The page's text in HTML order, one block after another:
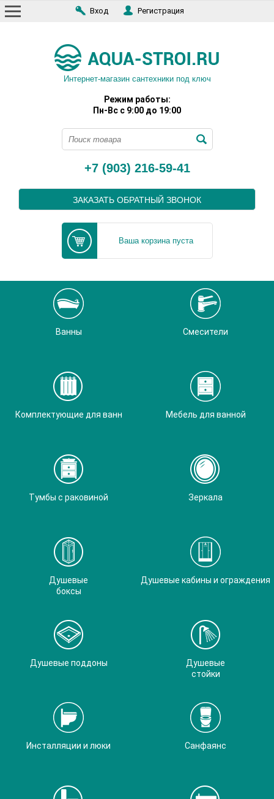
Вход Регистрация
Интернет-магазин сантехники под ключ
Режим работы:
Пн-Вс с 9:00 до 19:00
+7 (903) 216-59-41
ЗАКАЗАТЬ ОБРАТНЫЙ ЗВОНОК
Ваша корзина пуста
Ванны Смесители
Комплектующие для ванн Мебель для ванной
Тумбы с раковиной Зеркала
Душевые
боксы
Душевые кабины и ограждения
Душевые поддоны
Душевые
стойки
Инсталляции и люки Санфаянс